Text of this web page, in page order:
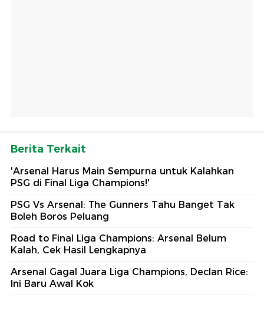
Berita Terkait
'Arsenal Harus Main Sempurna untuk Kalahkan
PSG di Final Liga Champions!'
PSG Vs Arsenal: The Gunners Tahu Banget Tak
Boleh Boros Peluang
Road to Final Liga Champions: Arsenal Belum
Kalah, Cek Hasil Lengkapnya
Arsenal Gagal Juara Liga Champions, Declan Rice:
Ini Baru Awal Kok